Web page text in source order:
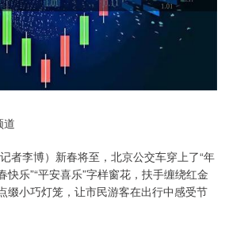
道
者李博）新春将至，北京公交车穿上了“年
快乐”“平安喜乐”字样窗花，扶手缠绕红金
缀小巧灯笼，让市民游客在出行中感受节